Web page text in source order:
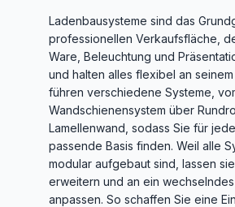
Ladenbausysteme sind das
professionellen Verkaufsfläche,
Ware, Beleuchtung und
und halten alles flexibel an
führen verschiedene Systeme,
Wandschienensystem über
Lamellenwand, sodass Sie für
passende Basis finden. Weil alle
modular aufgebaut sind, lassen
erweitern und an ein
anpassen. So schaffen Sie eine